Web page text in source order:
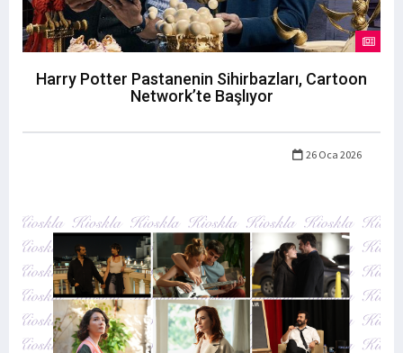
Harry Potter Pastanenin Sihirbazları, Cartoon
Network’te Başlıyor
26 Oca 2026